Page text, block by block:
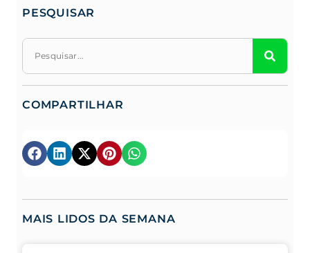
PESQUISAR
COMPARTILHAR
MAIS LIDOS DA SEMANA